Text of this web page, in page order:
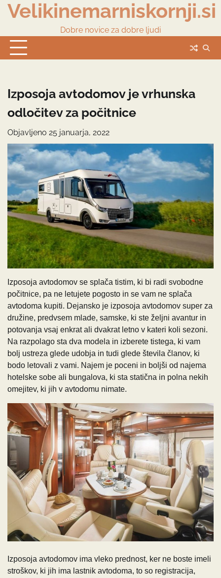
SkipVelikinemarniskornji.si
Dobre novice za dobre ljudi
Izposoja avtodomov je vrhunska
odločitev za počitnice
Objavljeno 25 januarja, 2022
Izposoja avtodomov se splača tistim, ki bi radi svobodne
počitnice, pa ne letujete pogosto in se vam ne splača
avtodoma kupiti. Dejansko je izposoja avtodomov super za
družine, predvsem mlade, samske, ki ste željni avantur in
potovanja vsaj enkrat ali dvakrat letno v kateri koli sezoni.
Na razpolago sta dva modela in izberete tistega, ki vam
bolj ustreza glede udobja in tudi glede števila članov, ki
bodo letovali z vami. Najem je poceni in boljši od najema
hotelske sobe ali bungalova, ki sta statična in polna nekih
omejitev, ki jih v avtodomu nimate.
Izposoja avtodomov ima vleko prednost, ker ne boste imeli
stroškov, ki jih ima lastnik avtodoma, to so registracija,